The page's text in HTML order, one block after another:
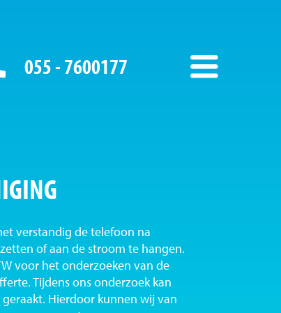
055 - 7600177
verstandig de telefoon na
of aan de stroom te hangen.
voor het onderzoeken van de
Tijdens ons onderzoek kan
Hierdoor kunnen wij van